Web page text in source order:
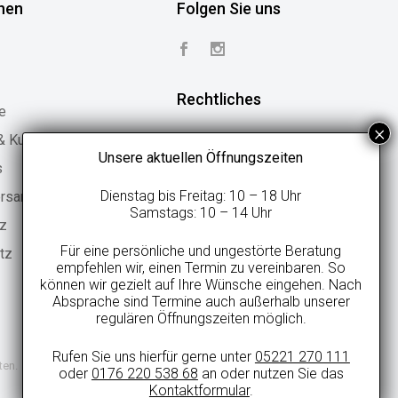
Kundenstimmen
Folgen Sie uns
Rechtliches
Vertrag widerrufen
Geschäftsbedingungen
Online-Streitbeilegung
Impressum
Unsere aktuellen Öffnungszeiten
Dienstag bis Freitag: 10 – 18 Uhr
Samstags: 10 – 14 Uhr
Für eine persönliche und ungestörte Beratung
empfehlen wir, einen Termin zu vereinbaren. So
können wir gezielt auf Ihre Wünsche eingehen. Nach
Absprache sind Termine auch außerhalb unserer
regulären Öffnungszeiten möglich.
Rufen Sie uns hierfür gerne unter 05221 270 111
oder 0176 220 538 68 an oder nutzen Sie das
Kontaktformular.